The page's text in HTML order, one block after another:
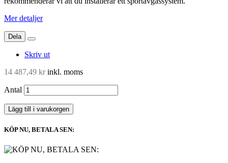
Mer detaljer
Dela
Skriv ut
14 487,49 krinkl. moms
Antal
Lägg till i varukorgen
KÖP NU, BETALA SEN: